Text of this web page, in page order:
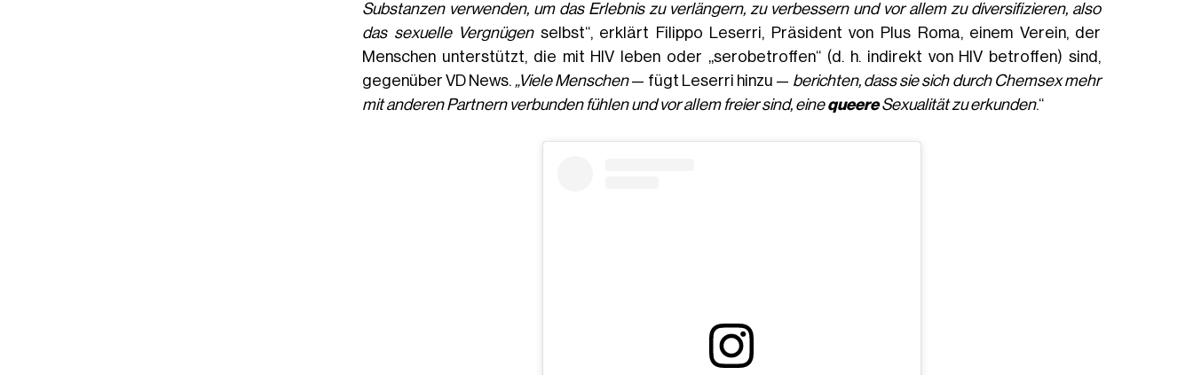
Substanzen verwenden, um das Erlebnis zu verlängern, zu verbessern und vor allem zu diversifizieren, also
das sexuelle Vergnügenselbst“, erklärt Filippo Leserri, Präsident von Plus Roma, einem Verein, der
Menschen unterstützt, die mit HIV leben oder „serobetroffen“ (d. h. indirekt von HIV betroffen) sind,
gegenüber VD News. „Viele Menschen— fügt Leserri hinzu — berichten, dass sie sich durch Chemsex mehr
mit anderen Partnern verbunden fühlen und vor allem freier sind, einequeereSexualität zu erkunden.“